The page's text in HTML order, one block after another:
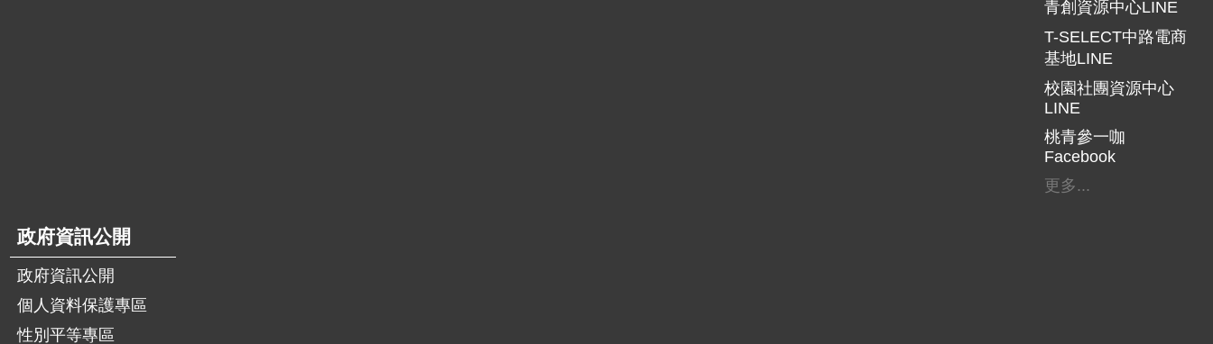
青創資源中心LINE
T-SELECT中路電商
基地LINE
校園社團資源中心
LINE
桃青參一咖
Facebook
更多...
政府資訊公開
政府資訊公開
個人資料保護專區
性別平等專區